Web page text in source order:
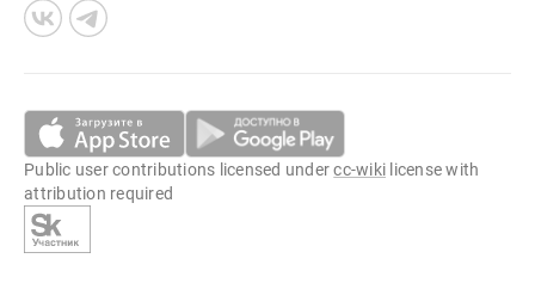
Public user contributions licensed undercc-wiki license with
attribution required